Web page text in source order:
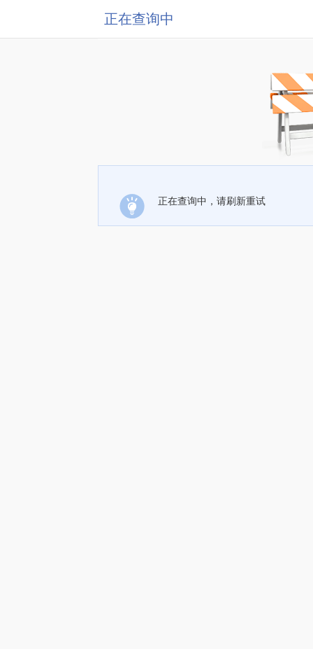
正在查询中
正在查询中，请刷新重试